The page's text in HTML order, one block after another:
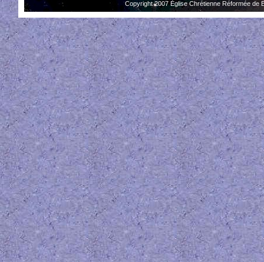
Copyright 2007 Église Chrétienne Réformée de